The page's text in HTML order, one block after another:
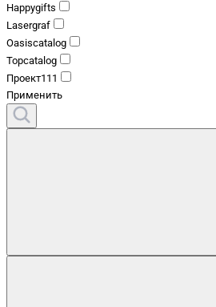
Happygifts
Lasergraf
Oasiscatalog
Topcatalog
Проект111
Применить